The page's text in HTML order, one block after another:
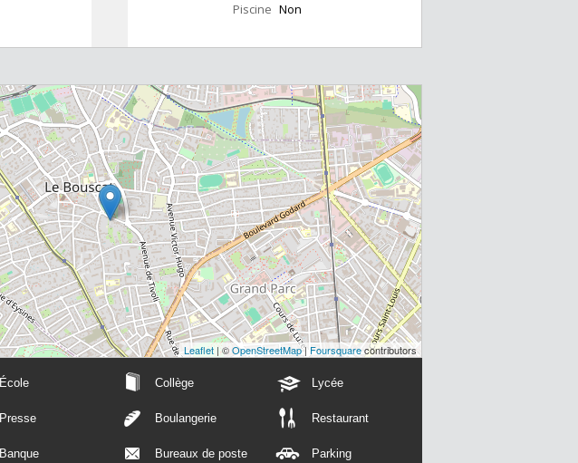
Piscine Non
Leaflet | ©OpenStreetMap| Foursquarecontributors
École Collège Lycée
Presse Boulangerie Restaurant
Banque Bureaux de poste Parking